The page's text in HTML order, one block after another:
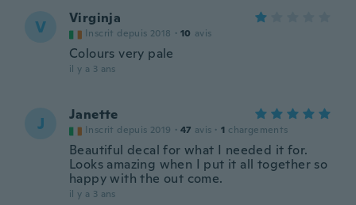
V Virginja
Inscrit depuis 2018 · 10 avis
Colours very pale
il y a 3 ans
J Janette
Inscrit depuis 2019 · 47 avis · 1 chargements
Beautiful decal for what I needed it for.
Looks amazing when I put it all together so
happy with the out come.
il y a 3 ans